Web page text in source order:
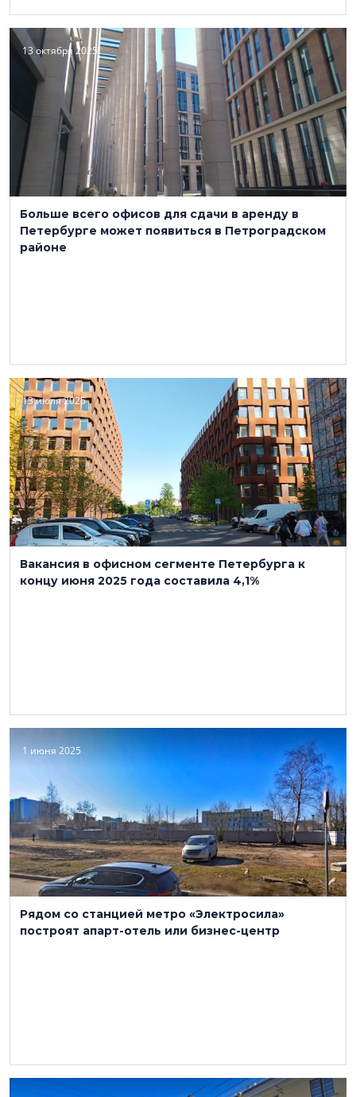
13 октября 2025
Больше всего офисов для сдачи в аренду в
Петербурге может появиться в Петроградском
районе
13 июля 2025
Вакансия в офисном сегменте Петербурга к
концу июня 2025 года составила 4,1%
1 июня 2025
Рядом со станцией метро «Электросила»
построят апарт-отель или бизнес-центр